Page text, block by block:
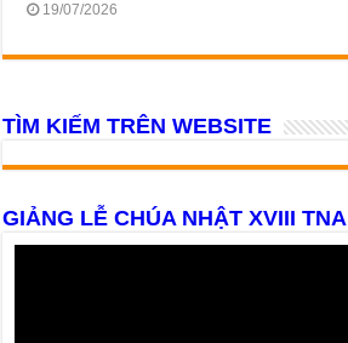
19/07/2026
TÌM KIẾM TRÊN WEBSITE
GIẢNG LỄ CHÚA NHẬT XVIII TNA